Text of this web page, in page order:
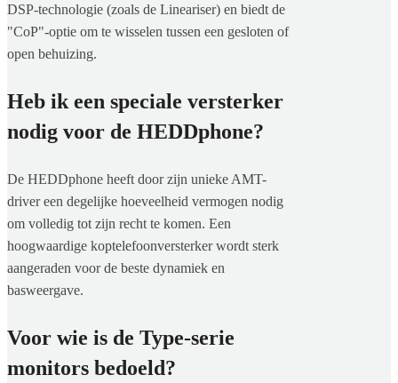
DSP-technologie (zoals de Lineariser) en biedt de
"CoP"-optie om te wisselen tussen een gesloten of
open behuizing.
Heb ik een speciale versterker
nodig voor de HEDDphone?
De HEDDphone heeft door zijn unieke AMT-
driver een degelijke hoeveelheid vermogen nodig
om volledig tot zijn recht te komen. Een
hoogwaardige koptelefoonversterker wordt sterk
aangeraden voor de beste dynamiek en
basweergave.
Voor wie is de Type-serie
monitors bedoeld?